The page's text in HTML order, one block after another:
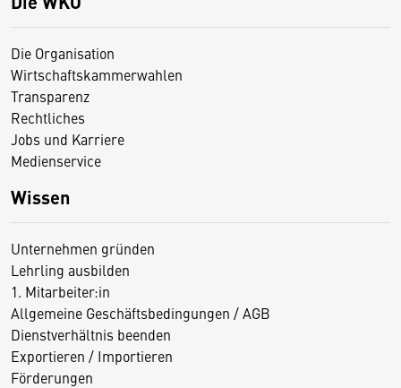
Die Organisation
Wirtschaftskammerwahlen
Transparenz
Rechtliches
Jobs und Karriere
Medienservice
Wissen
Unternehmen gründen
Lehrling ausbilden
1. Mitarbeiter:in
Allgemeine Geschäftsbedingungen / AGB
Dienstverhältnis beenden
Exportieren / Importieren
Förderungen